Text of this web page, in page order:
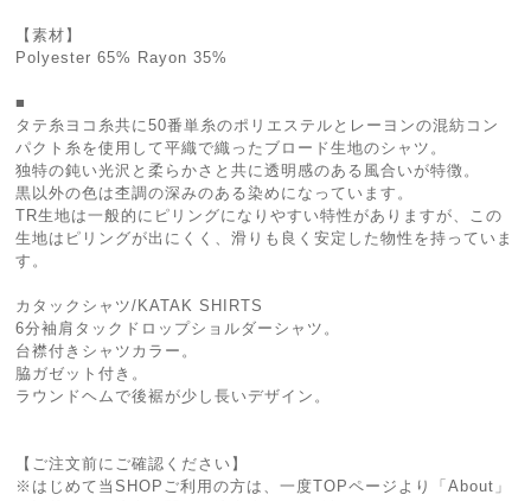
【素材】
Polyester 65% Rayon 35%
■
タテ糸ヨコ糸共に50番単糸のポリエステルとレーヨンの混紡コン
パクト糸を使用して平織で織ったブロード生地のシャツ。
独特の鈍い光沢と柔らかさと共に透明感のある風合いが特徴。
黒以外の色は杢調の深みのある染めになっています。
TR生地は一般的にピリングになりやすい特性がありますが、この
生地はピリングが出にくく、滑りも良く安定した物性を持っていま
す。
カタックシャツ/KATAK SHIRTS
6分袖肩タックドロップショルダーシャツ。
台襟付きシャツカラー。
脇ガゼット付き。
ラウンドヘムで後裾が少し長いデザイン。
【ご注文前にご確認ください】
※はじめて当SHOPご利用の方は、一度TOPページより「About」